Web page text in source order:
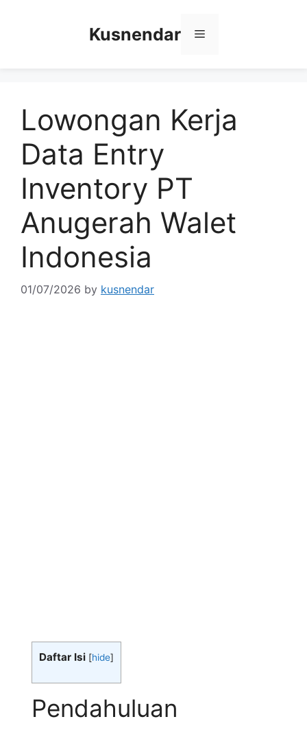
Kusnendar Menu
Lowongan Kerja
Data Entry
Inventory PT
Anugerah Walet
Indonesia
01/07/2026 by kusnendar
Daftar Isi [hide]
Pendahuluan